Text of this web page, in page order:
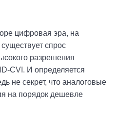
цифровая эра, на
спрос
разрешения
CVI. И определяется
не секрет, что аналоговые
на порядок дешевле